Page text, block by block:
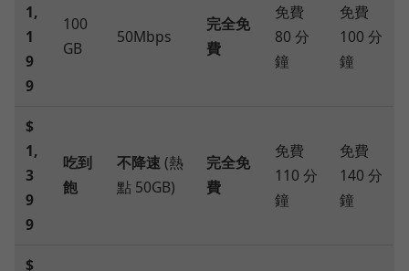
1,
1
9
9
100
GB
50Mbps
完全免
費
免費
80 分
鐘
免費
100 分
鐘
$
1,
3
9
9
吃到
飽
不降速(熱
點 50GB)
完全免
費
免費
110 分
鐘
免費
140 分
鐘
$